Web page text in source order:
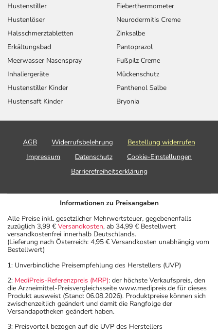
Hustenstiller
Hustenlöser
Halsschmerztabletten
Erkältungsbad
Meerwasser Nasenspray
Inhaliergeräte
Hustenstiller Kinder
Hustensaft Kinder
Fieberthermometer
Neurodermitis Creme
Zinksalbe
Pantoprazol
Fußpilz Creme
Mückenschutz
Panthenol Salbe
Bryonia
AGB Widerrufsbelehrung
Bestellung widerrufen
Impressum
Datenschutz
Cookie-Einstellungen
Barrierefreiheitserklärung
Informationen zu Preisangaben
Alle Preise inkl. gesetzlicher Mehrwertsteuer, gegebenenfalls
zuzüglich 3,99 € Versandkosten, ab 34,99 € Bestellwert
versandkostenfrei innerhalb Deutschlands.
(Lieferung nach Österreich: 4,95 € Versandkosten unabhängig vom
Bestellwert)
1: Unverbindliche Preisempfehlung des Herstellers (UVP)
2: MediPreis-Referenzpreis (MRP): der höchste Verkaufspreis, den
die Arzneimittel-Preisvergleichsseite www.medipreis.de für dieses
Produkt ausweist (Stand: 06.08.2026). Produktpreise können sich
zwischenzeitlich geändert und damit die Rangfolge der
Versandapotheken geändert haben.
3: Preisvorteil bezogen auf die UVP des Herstellers